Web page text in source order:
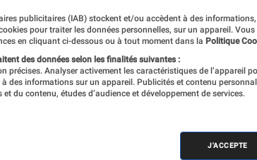
Les
publicitaires (IAB) stockent et/ou accèdent à des informations,
pour traiter les données personnelles, sur un appareil. Vous
en cliquant ci-dessous ou à tout moment dans la Politique
des données selon les finalités suivantes :
précises. Analyser activement les caractéristiques de l’appareil
des informations sur un appareil. Publicités et contenu
du contenu, études d’audience et développement de services.
J'ACCEPTE